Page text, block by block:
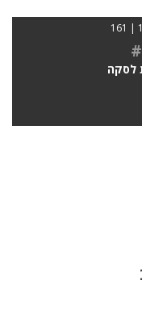
#
לסקה